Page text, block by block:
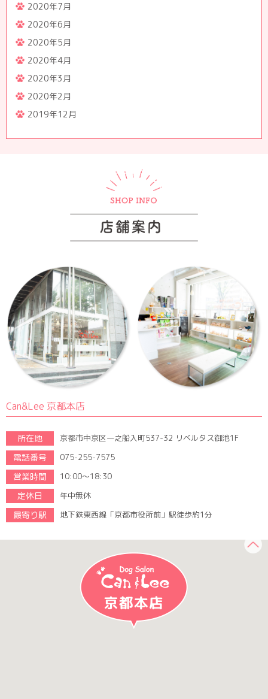
2020年7月
2020年6月
2020年5月
2020年4月
2020年3月
2020年2月
2019年12月
Can&Lee 京都本店
所在地 京都市中京区一之船入町537-32 リベルタス御池1F
電話番号 075-255-7575
営業時間 10:00～18:30
定休日 年中無休
最寄り駅 地下鉄東西線「京都市役所前」駅徒歩約1分